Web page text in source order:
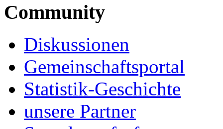
Community
Diskussionen
Gemeinschaftsportal
Statistik-Geschichte
unsere Partner